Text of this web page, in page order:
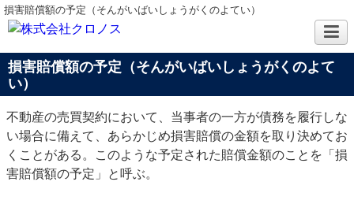
損害賠償額の予定（そんがいばいしょうがくのよてい）
損害賠償額の予定（そんがいばいしょうがくのよて
い）
不動産の売買契約において、当事者の一方が債務を履行しな
い場合に備えて、あらかじめ損害賠償の金額を取り決めてお
くことがある。このような予定された賠償金額のことを「損
害賠償額の予定」と呼ぶ。